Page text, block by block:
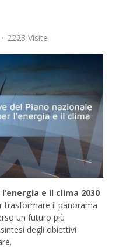
2223 Visite
e il clima 2030
trasformare il panorama
un futuro più
degli obiettivi